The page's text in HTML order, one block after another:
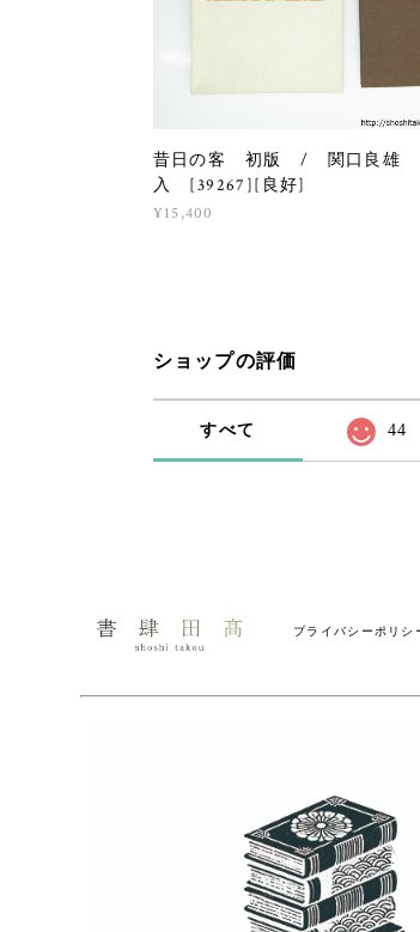
昔日の客 初版 / 関口良雄
入 [39267][良好]
¥15,400
ショップの評価
すべて 44
プライバシーポリシ